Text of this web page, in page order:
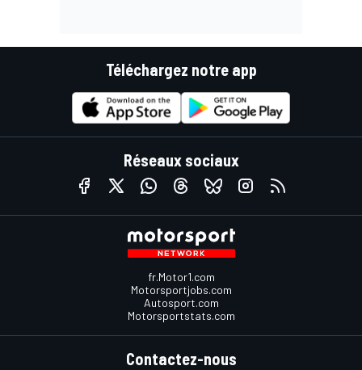
Téléchargez notre app
Réseaux sociaux
fr.Motor1.com
Motorsportjobs.com
Autosport.com
Motorsportstats.com
Contactez-nous